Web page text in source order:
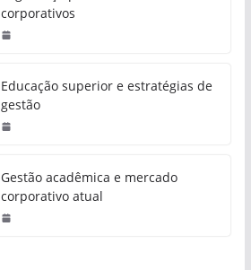
corporativos
Educação superior e estratégias de
gestão
Gestão acadêmica e mercado
corporativo atual